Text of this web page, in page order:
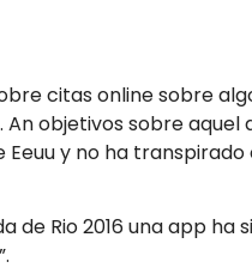
citas online sobre
objetivos sobre aquel
y no ha transpirado
de Rio 2016 una app ha